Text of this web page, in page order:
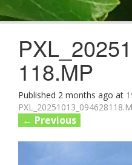
Skip
to
118.MP
Published 2 months ago at
← Previous